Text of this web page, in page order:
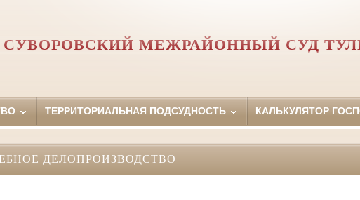
СУВОРОВСКИЙ МЕЖРАЙОННЫЙ СУД
ТЕРРИТОРИАЛЬНАЯ ПОДСУДНОСТЬ КАЛЬКУЛЯТОР
ДЕЛОПРОИЗВОДСТВО